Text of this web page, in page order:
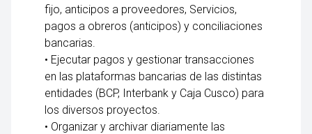
fijo, anticipos a proveedores, Servicios,
pagos a obreros (anticipos) y conciliaciones
bancarias.
• Ejecutar pagos y gestionar transacciones
en las plataformas bancarias de las distintas
entidades (BCP, Interbank y Caja Cusco) para
los diversos proyectos.
• Organizar y archivar diariamente las